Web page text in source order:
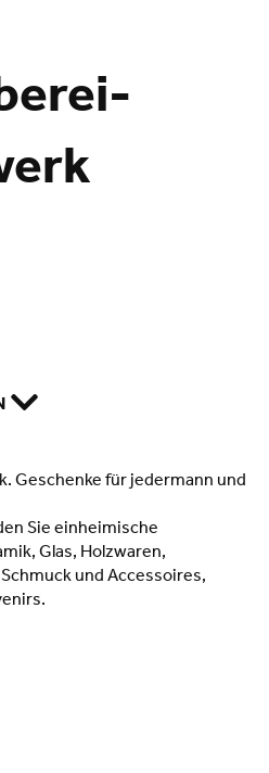
Geschenke für jedermann und
Sie einheimische
Glas, Holzwaren,
und Accessoires,